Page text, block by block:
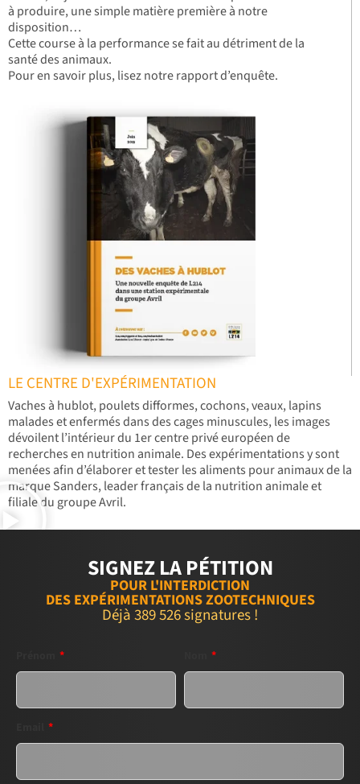
Les lapins sont isolés et enfermés dans de petites cages grillagées. Ils
ne connaîtront que ces cages de toute leur vie.
à produire, une simple matière première à notre
disposition…
Cette course à la performance se fait au détriment de la
santé des animaux.
Pour en savoir plus, lisez notre rapport d’enquête.
LE CENTRE D'EXPÉRIMENTATION
Vaches à hublot, poulets difformes, cochons, veaux, lapins
malades et enfermés dans des cages minuscules, les images
dévoilent l’intérieur du 1er centre privé européen de
recherches en nutrition animale. Des expérimentations y sont
menées afin d’élaborer et tester les aliments pour animaux de la
marque Sanders, leader français de la nutrition animale et
filiale du groupe Avril.
SIGNEZ LA PÉTITION
POUR L'INTERDICTION
DES EXPÉRIMENTATIONS ZOOTECHNIQUES
Déjà389 526signatures !
* *
*